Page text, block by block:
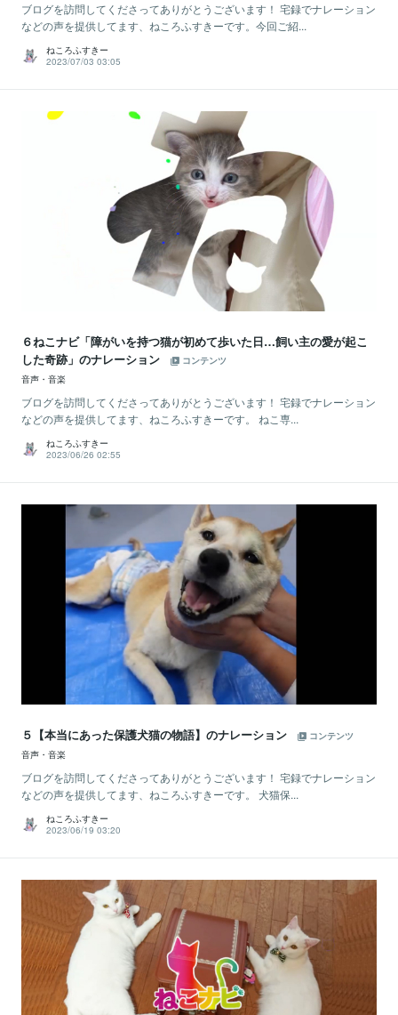
ブログを訪問してくださってありがとうございます！ 宅録でナレーション
などの声を提供してます、ねころふすきーです。今回ご紹...
ねころふすきー
2023/07/03 03:05
６ねこナビ「障がいを持つ猫が初めて歩いた日…飼い主の愛が起こ
した奇跡」のナレーション
コンテンツ
音声・音楽
ブログを訪問してくださってありがとうございます！ 宅録でナレーション
などの声を提供してます、ねころふすきーです。 ねこ専...
ねころふすきー
2023/06/26 02:55
５【本当にあった保護犬猫の物語】のナレーション
コンテンツ
音声・音楽
ブログを訪問してくださってありがとうございます！ 宅録でナレーション
などの声を提供してます、ねころふすきーです。 犬猫保...
ねころふすきー
2023/06/19 03:20